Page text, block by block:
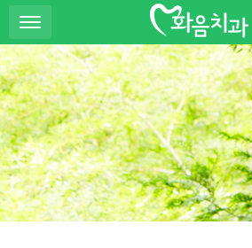
S
u
b
P
r
o
m
o
t
i